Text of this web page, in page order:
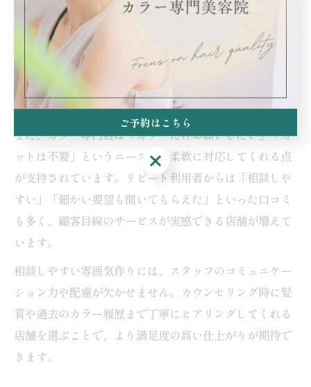
容室よりもカラー技術や薬剤知識が豊富なため、髪のダ
メージや色ムラ、褪色の悩みも気軽に相談できます。特
に祖師ヶ谷大蔵駅周辺では、アットホームな雰囲気やプ
ライベート空間を重視した店舗も多く、初めての方でも
リラックスして要望を伝えやすい環境が整っています。
また、カラー専門店は「カラーだけお願いしたい」「カ
ットは不要」というニーズにも柔軟に対応してくれる点
が支持されています。リピート利用者からは「相談しや
すい」「細かい要望も聞いてもらえた」といった口コミ
も多く、顧客目線のサービスが実感できる店舗が増えて
います。
相談しやすい雰囲気作りには、スタッフのコミュニケー
ション力や配慮が欠かせません。カウンセリング時に髪
質や過去のカラー履歴まで丁寧にヒアリングしてくれる
店舗を選ぶことで、より満足度の高い仕上がりが期待で
きます。
ご予約はこちら
ご予約はこちら